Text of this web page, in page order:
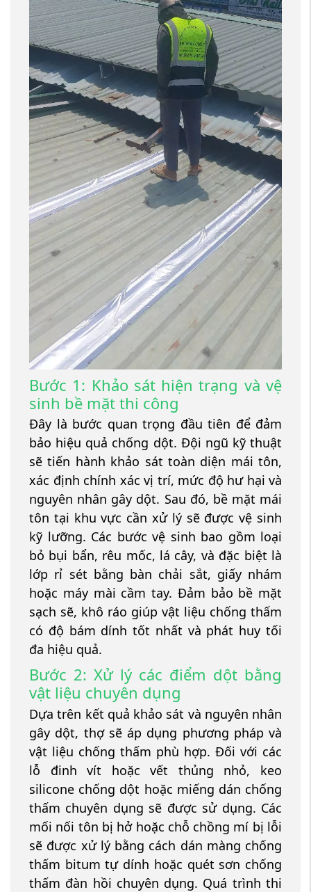
Bước 1: Khảo sát hiện trạng và vệ
sinh bề mặt thi công
Đây là bước quan trọng đầu tiên để đảm
bảo hiệu quả chống dột. Đội ngũ kỹ thuật
sẽ tiến hành khảo sát toàn diện mái tôn,
xác định chính xác vị trí, mức độ hư hại và
nguyên nhân gây dột. Sau đó, bề mặt mái
tôn tại khu vực cần xử lý sẽ được vệ sinh
kỹ lưỡng. Các bước vệ sinh bao gồm loại
bỏ bụi bẩn, rêu mốc, lá cây, và đặc biệt là
lớp rỉ sét bằng bàn chải sắt, giấy nhám
hoặc máy mài cầm tay. Đảm bảo bề mặt
sạch sẽ, khô ráo giúp vật liệu chống thấm
có độ bám dính tốt nhất và phát huy tối
đa hiệu quả.
Bước 2: Xử lý các điểm dột bằng
vật liệu chuyên dụng
Dựa trên kết quả khảo sát và nguyên nhân
gây dột, thợ sẽ áp dụng phương pháp và
vật liệu chống thấm phù hợp. Đối với các
lỗ đinh vít hoặc vết thủng nhỏ, keo
silicone chống dột hoặc miếng dán chống
thấm chuyên dụng sẽ được sử dụng. Các
mối nối tôn bị hở hoặc chỗ chồng mí bị lỗi
sẽ được xử lý bằng cách dán màng chống
thấm bitum tự dính hoặc quét sơn chống
thấm đàn hồi chuyên dụng. Quá trình thi